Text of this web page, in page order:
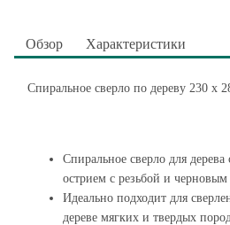
Обзор Характеристики
Спиральное сверло по дереву 230 х
Спиральное сверло для
острием с резьбой и
Идеально подходит для
дереве мягких и твердых